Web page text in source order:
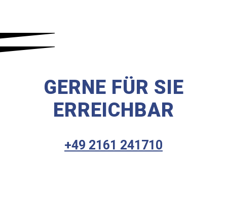
GERNE FÜR SIE
ERREICHBAR
+49 2161 241710